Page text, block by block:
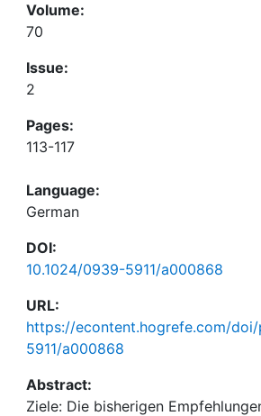
Volume:
70
Issue:
2
Pages:
113-117
Language:
German
DOI:
10.1024/0939-5911/a000868
URL:
https://econtent.hogrefe.com/
5911/a000868
Abstract:
Ziele: Die bisherigen